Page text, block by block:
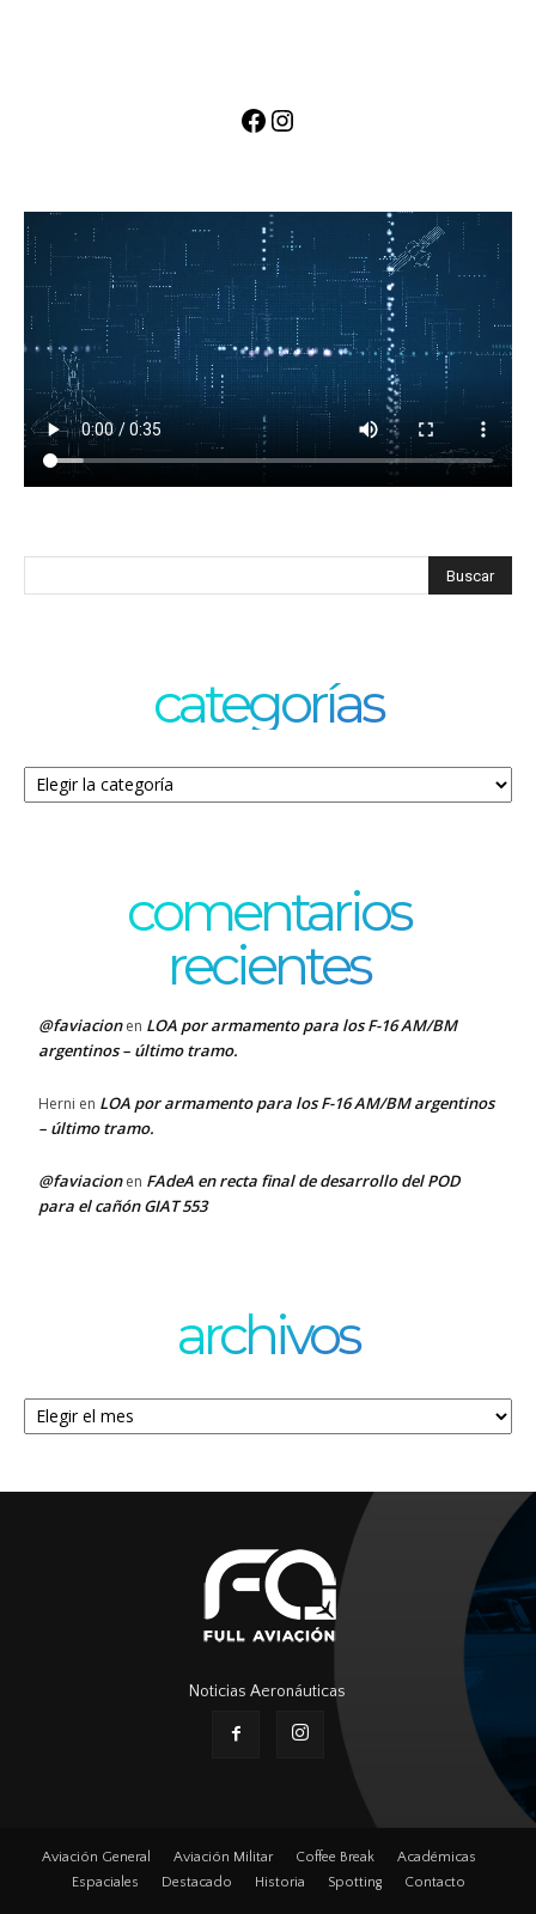
Facebook
Instagram
categorías
Categorías
comentarios
recientes
@faviacionen LOA por armamento para los F-16 AM/BM
argentinos – último tramo.
Herni en LOA por armamento para los F-16 AM/BM argentinos
– último tramo.
@faviacionen FAdeA en recta final de desarrollo del POD
para el cañón GIAT 553
archivos
Archivos
Noticias Aeronáuticas
Aviación General Aviación Militar Coffee Break
Académicas
Espaciales
Destacado Historia Spotting Contacto